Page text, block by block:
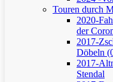
Touren durch
2020-
der
2017-
Döbeln
2017-
Stendal